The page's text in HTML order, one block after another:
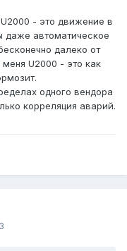
- это движение в
даже автоматическое
далеко от
U2000 - это как
одного вендора
корреляция аварий.